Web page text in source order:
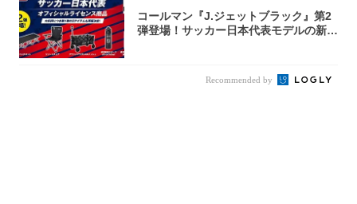
コールマン『J.ジェットブラック』第2
弾登場！サッカー日本代表モデルの新作
Recommended by